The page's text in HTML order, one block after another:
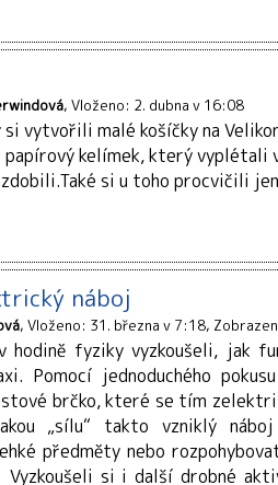
Vloženo: 2. dubna v 16:08
vytvořili malé košíčky na
kelímek, který vyplétali
si u toho procvičili
náboj
Vloženo: 31. března v 7:18
hodině fyziky vyzkoušeli, jak
Pomocí jednoduchého
brčko, které se tím
„sílu“ takto vzniklý
předměty nebo
si i další drobné